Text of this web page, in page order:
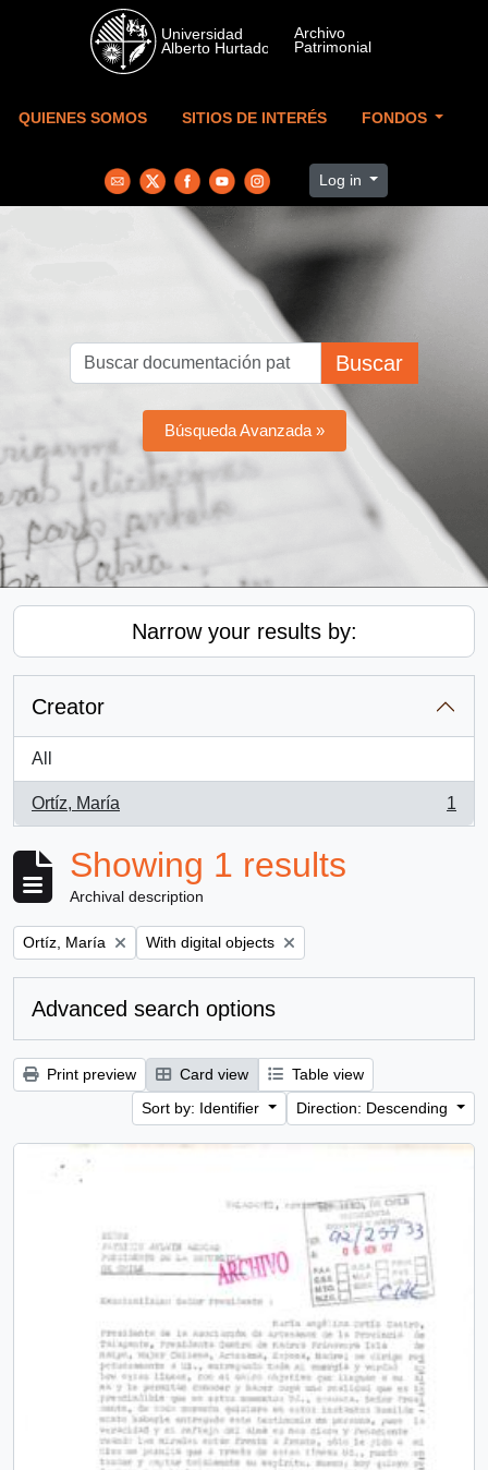
Skip to main content
QUIENES SOMOS SITIOS DE INTERÉS FONDOS
Log in
Buscar
Búsqueda Avanzada »
Narrow your results by:
Creator
All
Ortíz, María
, 1 results
1
Showing 1 results
Archival description
Remove filter:
Ortíz, María Remove filter:
With digital objects
Advanced search options
Print preview Card view
Table view
Sort by: Identifier
Direction: Descending